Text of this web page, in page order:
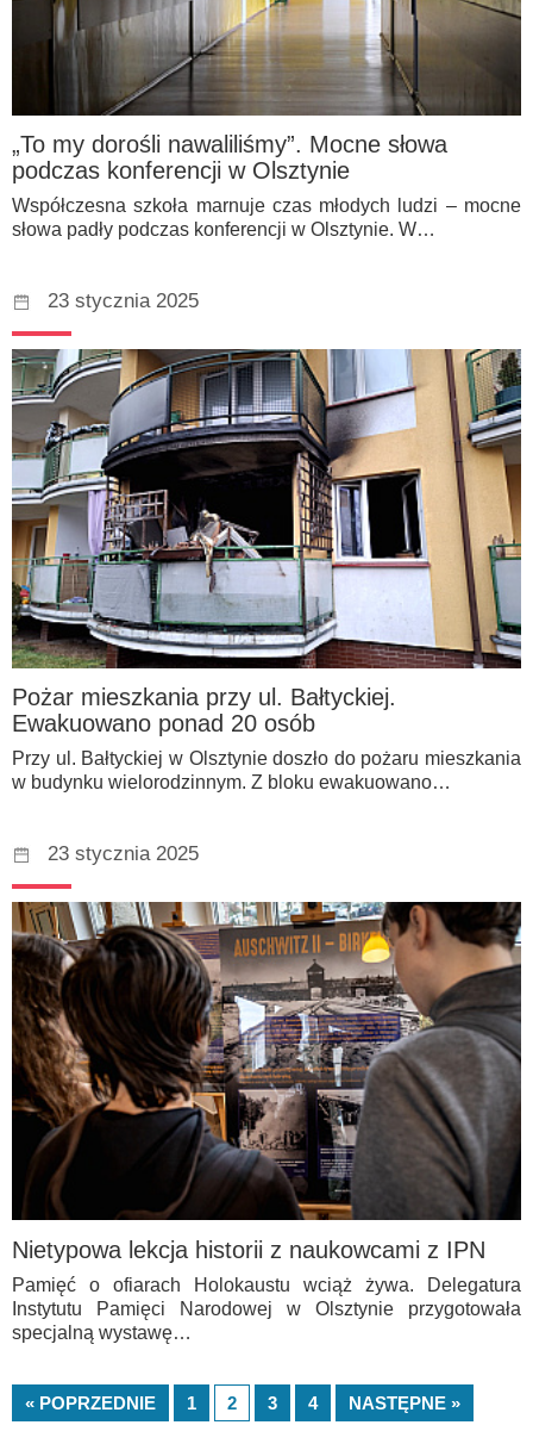
„To my dorośli nawaliliśmy”. Mocne słowa
podczas konferencji w Olsztynie
Współczesna szkoła marnuje czas młodych ludzi – mocne
słowa padły podczas konferencji w Olsztynie. W…
23 stycznia 2025
Pożar mieszkania przy ul. Bałtyckiej.
Ewakuowano ponad 20 osób
Przy ul. Bałtyckiej w Olsztynie doszło do pożaru mieszkania
w budynku wielorodzinnym. Z bloku ewakuowano…
23 stycznia 2025
Nietypowa lekcja historii z naukowcami z IPN
Pamięć o ofiarach Holokaustu wciąż żywa. Delegatura
Instytutu Pamięci Narodowej w Olsztynie przygotowała
specjalną wystawę…
« POPRZEDNIE 1 2 3 4 NASTĘPNE »